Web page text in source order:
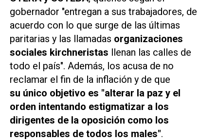
gobernador "entregan a sus trabajadores, de
acuerdo con lo que surge de las últimas
paritarias y las llamadas organizaciones
sociales kirchneristas llenan las calles de
todo el país". Además, los acusa de no
reclamar el fin de la inflación y de que
su único objetivo es "alterar la paz y el
orden intentando estigmatizar a los
dirigentes de la oposición como los
responsables de todos los males".